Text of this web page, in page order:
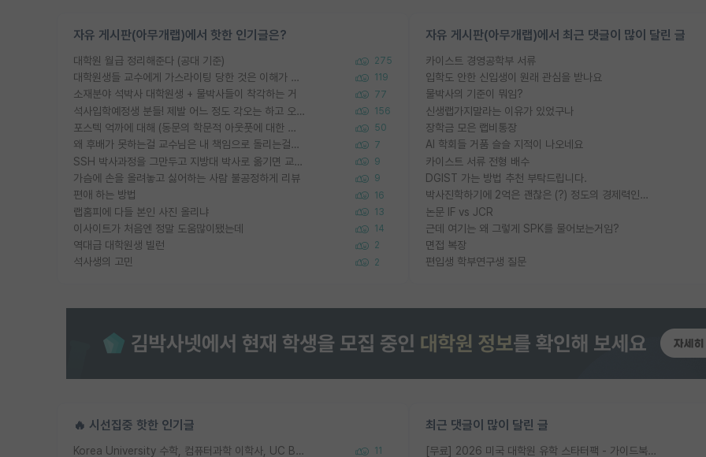
자유 게시판(아무개랩)에서 핫한 인기글은?
대학원 월급 정리해준다 (공대 기준) 275
대학원생들 교수에게 가스라이팅 당한 것은 이해가 갑니다. 안타깝네요. 119
소재분야 석박사 대학원생 + 물박사들이 착각하는 거 77
석사입학예정생 분들! 제발 어느 정도 각오는 하고 오세요. 156
포스텍 억까에 대해 (동문의 학문적 아웃풋에 대한 반박) 50
왜 후배가 못하는걸 교수님은 내 책임으로 돌리는걸까요? 7
SSH 박사과정을 그만두고 지방대 박사로 옮기면 교수의 꿈은 끝일까요? 9
가슴에 손을 올려놓고 싫어하는 사람 불공정하게 리뷰 9
편애 하는 방법 16
랩홈피에 다들 본인 사진 올리냐 13
이사이트가 처음엔 정말 도움많이됐는데 14
역대급 대학원생 빌런 2
석사생의 고민 2
자유 게시판(아무개랩)에서 최근 댓글이 많이 달린 글
카이스트 경영공학부 서류
입학도 안한 신입생이 원래 관심을 받나요
물박사의 기준이 뭐임?
신생랩가지말라는 이유가 있었구나
장학금 모은 랩비통장
AI 학회들 거품 슬슬 지적이 나오네요
카이스트 서류 전형 배수
DGIST 가는 방법 추천 부탁드립니다.
박사진학하기에 2억은 괜찮은 (?) 정도의 경제력인가요
논문 IF vs JCR
근데 여기는 왜 그렇게 SPK를 물어보는거임?
면접 복장
편입생 학부연구생 질문
🔥 시선집중 핫한 인기글
Korea University 수학, 컴퓨터과학 이학사, UC Berkeley 산업공학 대학원 공학박사가 되는 것은 쉽지 않겠죠? 11
최근 댓글이 많이 달린 글
[무료] 2026 미국 대학원 유학 스타터팩 - 가이드북 & 합격자 컨택메일 템플릿